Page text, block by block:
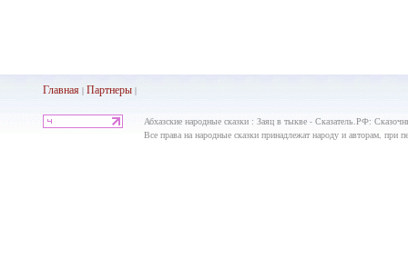
Главная| Партнеры|
Абхазские народные сказки : Заяц в тыкве - Сказатель.РФ:
Все права на народные сказки принадлежат народу и авторам, при